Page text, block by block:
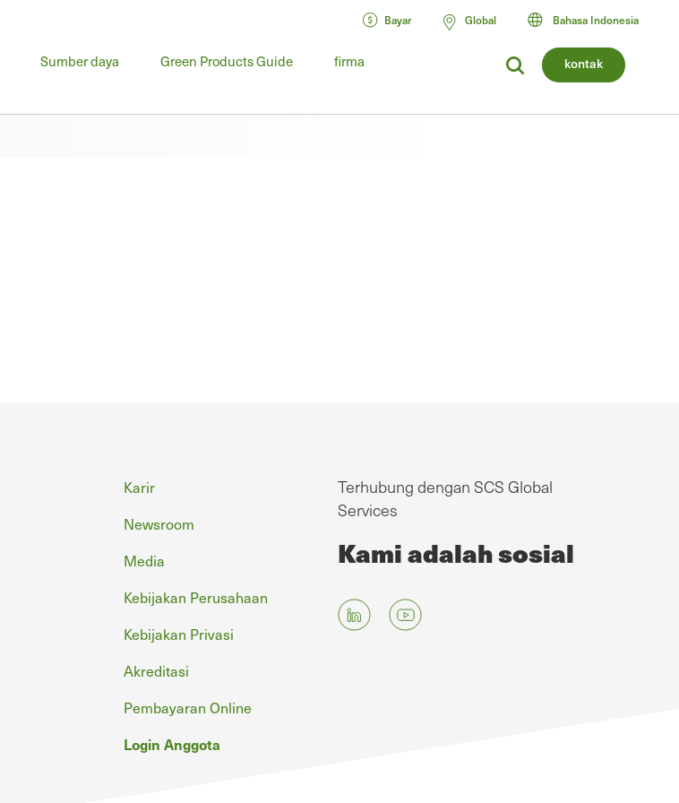
kontak
Sumber daya Green Products Guide firma
Bayar Global Bahasa Indonesia
Footer
Karir
Newsroom
Media
Kebijakan Perusahaan
Kebijakan Privasi
Akreditasi
Pembayaran Online
Login Anggota
Terhubung dengan SCS Global
Services
Kami adalah sosial